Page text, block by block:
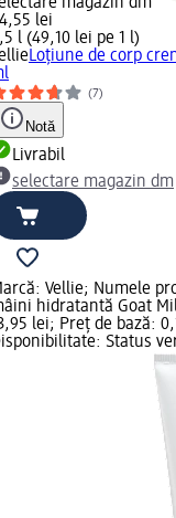
lei
l (49,10 lei pe 1 l)
Loțiune de corp
(7)
Notă
Livrabil
selectare magazin dm
Vellie; Numele
hidratantă Goat
lei; Preț de bază:
Status